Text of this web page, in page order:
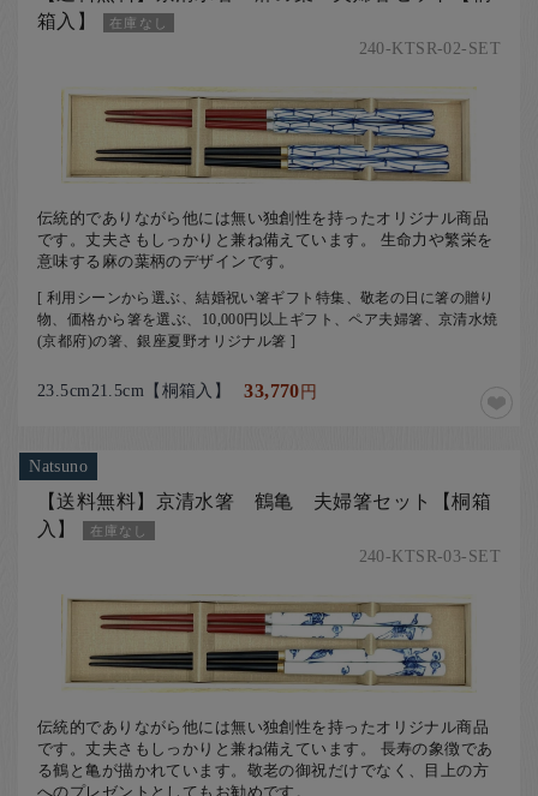
箱入】
在庫なし
240-KTSR-02-SET
伝統的でありながら他には無い独創性を持ったオリジナル商品
です。丈夫さもしっかりと兼ね備えています。 生命力や繁栄を
意味する麻の葉柄のデザインです。
[ 利用シーンから選ぶ、結婚祝い箸ギフト特集、敬老の日に箸の贈り
物、価格から箸を選ぶ、10,000円以上ギフト、ペア夫婦箸、京清水焼
(京都府)の箸、銀座夏野オリジナル箸 ]
23.5cm21.5cm【桐箱入】 33,770円
Natsuno
【送料無料】京清水箸 鶴亀 夫婦箸セット【桐箱
入】
在庫なし
240-KTSR-03-SET
伝統的でありながら他には無い独創性を持ったオリジナル商品
です。丈夫さもしっかりと兼ね備えています。 長寿の象徴であ
る鶴と亀が描かれています。敬老の御祝だけでなく、目上の方
へのプレゼントとしてもお勧めです。